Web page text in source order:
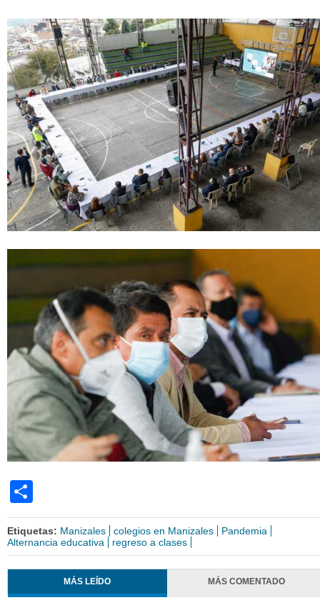
Etiquetas: Manizales colegios en Manizales
Pandemia
Alternancia educativa
regreso a clases
MÁS LEÍDO MÁS COMENTADO